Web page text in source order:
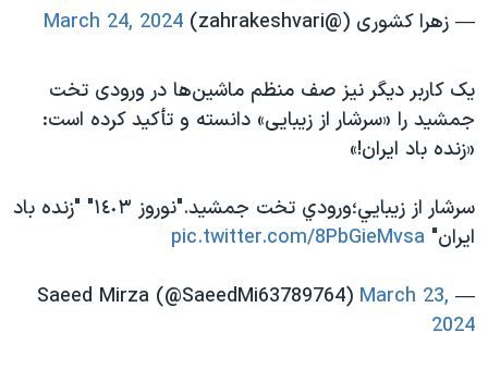
— زهرا کشوری (@zahrakeshvari) March 24, 2024
یک کاربر دیگر نیز صف منظم ماشین‌ها در ورودی تخت
جمشید را «سرشار از زیبایی» دانسته و تأکید کرده است:
«زنده باد ایران!»
سرشار از زيبايي؛ورودي تخت جمشيد."نوروز ١٤٠٣" "زنده باد
ايران" pic.twitter.com/8PbGieMvsa
— Saeed Mirza (@SaeedMi63789764)
March 23,
2024